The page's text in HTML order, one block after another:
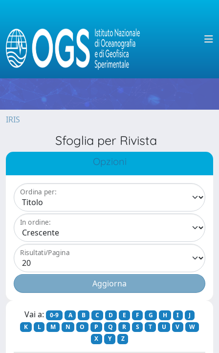
IRIS
Sfoglia per Rivista
Opzioni
Ordina per:
In ordine:
Risultati/Pagina
Vai a: 0-9 A B C D E F G H I
J
K
L M N O P Q R S T U V
W
X
Y Z